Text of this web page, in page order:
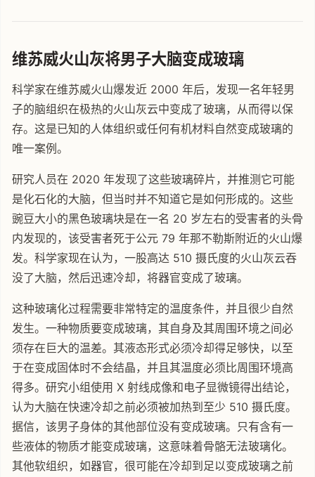
维苏威火山灰将男子大脑变成玻璃
科学家在维苏威火山爆发近 2000 年后，发现一名年轻男
子的脑组织在极热的火山灰云中变成了玻璃，从而得以保
存。这是已知的人体组织或任何有机材料自然变成玻璃的
唯一案例。
研究人员在 2020 年发现了这些玻璃碎片，并推测它可能
是化石化的大脑，但当时并不知道它是如何形成的。这些
豌豆大小的黑色玻璃块是在一名 20 岁左右的受害者的头骨
内发现的，该受害者死于公元 79 年那不勒斯附近的火山爆
发。科学家现在认为，一股高达 510 摄氏度的火山灰云吞
没了大脑，然后迅速冷却，将器官变成了玻璃。
这种玻璃化过程需要非常特定的温度条件，并且很少自然
发生。一种物质要变成玻璃，其自身及其周围环境之间必
须存在巨大的温差。其液态形式必须冷却得足够快，以至
于在变成固体时不会结晶，并且其温度必须比周围环境高
得多。研究小组使用 X 射线成像和电子显微镜得出结论，
认为大脑在快速冷却之前必须被加热到至少 510 摄氏度。
据信，该男子身体的其他部位没有变成玻璃。只有含有一
些液体的物质才能变成玻璃，这意味着骨骼无法玻璃化。
其他软组织，如器官，很可能在冷却到足以变成玻璃之前